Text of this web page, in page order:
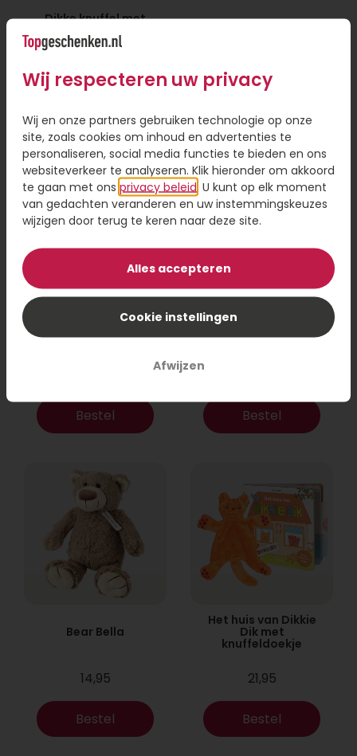
Dikke knuffel met
22,95
Rabbit Richie Roze
17,95
Bestel
Bestel
Bear Bella Mini
Bestel
Bear Bella
14,95
Bestel
Het huis van Dikkie
Dik met
knuffeldoekje
21,95
Bestel
Wij respecteren uw privacy
Wij en onze partners gebruiken technologie op onze
site, zoals cookies om inhoud en advertenties te
personaliseren, social media functies te bieden en ons
websiteverkeer te analyseren. Klik hieronder om akkoord
te gaan met ons privacy beleid . U kunt op elk moment
van gedachten veranderen en uw instemmingskeuzes
wijzigen door terug te keren naar deze site.
Alles accepteren
Cookie instellingen
Afwijzen